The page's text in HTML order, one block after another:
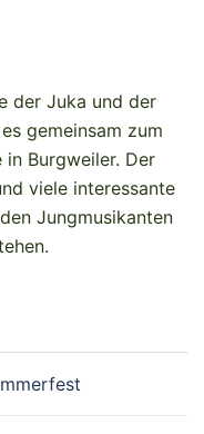
der Juka und der
gemeinsam zum
Burgweiler. Der
viele interessante
Jungmusikanten